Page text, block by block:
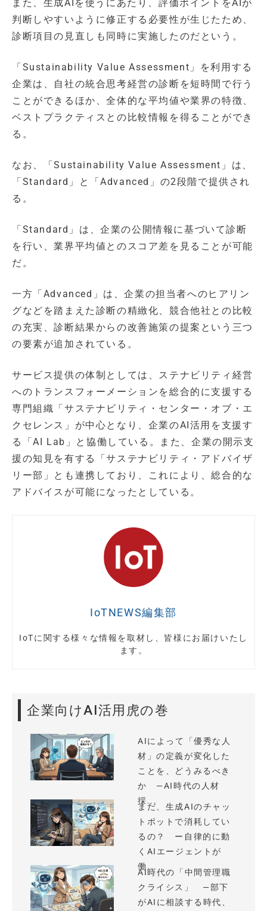
また、生成AIを使うにあたり、評価ポイントをAIが
判断しやすいように修正する必要性が生じたため、
診断項目の見直しも同時に実施したのだという。
「Sustainability Value Assessment」を利用する
企業は、自社の統合思考経営の診断を短時間で行う
ことができるほか、全体的な平均値や業界の特徴、
ベストプラクティスとの比較情報を得ることができ
る。
なお、「Sustainability Value Assessment」は、
「Standard」と「Advanced」の2段階で提供され
る。
「Standard」は、企業の公開情報に基づいて診断
を行い、業界平均値とのスコア差を見ることが可能
だ。
一方「Advanced」は、企業の担当者へのヒアリン
グなどを踏まえた診断の精緻化、競合他社との比較
の充実、診断結果からの改善施策の提案という三つ
の要素が追加されている。
サービス提供の体制としては、ステナビリティ経営
へのトランスフォーメーションを総合的に支援する
専門組織「サステナビリティ・センター・オブ・エ
クセレンス」が中心となり、企業のAI活用を支援す
る「AI Lab」と協働している。また、企業の開示支
援の知見を有する「サステナビリティ・アドバイザ
リー部」とも連携しており、これにより、総合的な
アドバイスが可能になったとしている。
IoTNEWS編集部
IoTに関する様々な情報を取材し、皆様にお届けいたし
ます。
企業向けAI活用虎の巻
AIによって「優秀な人
材」の定義が変化した
ことを、どうみるべき
か —AI時代の人材
採...
まだ、生成AIのチャッ
トボットで消耗してい
るの？ ー自律的に動
くAIエージェントが
働...
AI時代の「中間管理職
クライシス」 —部下
がAIに相談する時代、